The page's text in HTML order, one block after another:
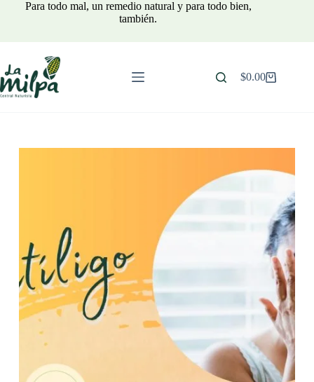
Para todo mal, un remedio natural y para todo bien,
también.
Carro
$0.00